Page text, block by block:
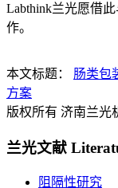
Labthink兰光愿借
作。
本文标题： 肠类包
方案
版权所有 济南兰光
兰光文献
阻隔性研究